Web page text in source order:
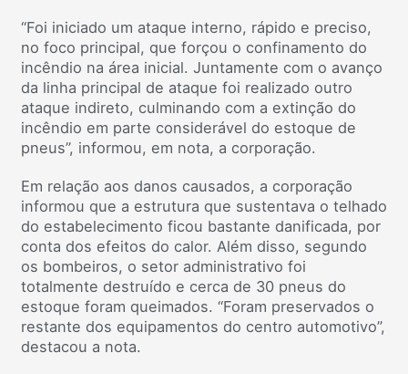
“Foi iniciado um ataque interno, rápido e preciso,
no foco principal, que forçou o confinamento do
incêndio na área inicial. Juntamente com o avanço
da linha principal de ataque foi realizado outro
ataque indireto, culminando com a extinção do
incêndio em parte considerável do estoque de
pneus”, informou, em nota, a corporação.
Em relação aos danos causados, a corporação
informou que a estrutura que sustentava o telhado
do estabelecimento ficou bastante danificada, por
conta dos efeitos do calor. Além disso, segundo
os bombeiros, o setor administrativo foi
totalmente destruído e cerca de 30 pneus do
estoque foram queimados. “Foram preservados o
restante dos equipamentos do centro automotivo”,
destacou a nota.